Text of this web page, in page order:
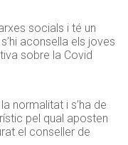
socials i té un
aconsella els joves
sobre la Covid
normalitat i s’ha de
pel qual aposten
el conseller de